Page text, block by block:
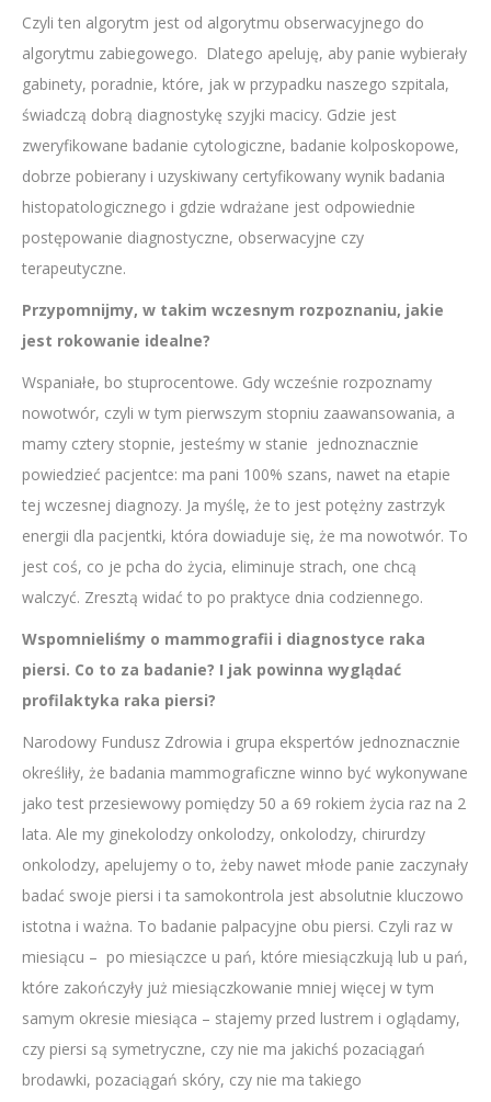
Czyli ten algorytm jest od algorytmu obserwacyjnego do
algorytmu zabiegowego. Dlatego apeluję, aby panie wybierały
gabinety, poradnie, które, jak w przypadku naszego szpitala,
świadczą dobrą diagnostykę szyjki macicy. Gdzie jest
zweryfikowane badanie cytologiczne, badanie kolposkopowe,
dobrze pobierany i uzyskiwany certyfikowany wynik badania
histopatologicznego i gdzie wdrażane jest odpowiednie
postępowanie diagnostyczne, obserwacyjne czy
terapeutyczne.
Przypomnijmy, w takim wczesnym rozpoznaniu, jakie
jest rokowanie idealne?
Wspaniałe, bo stuprocentowe. Gdy wcześnie rozpoznamy
nowotwór, czyli w tym pierwszym stopniu zaawansowania, a
mamy cztery stopnie, jesteśmy w stanie jednoznacznie
powiedzieć pacjentce: ma pani 100% szans, nawet na etapie
tej wczesnej diagnozy. Ja myślę, że to jest potężny zastrzyk
energii dla pacjentki, która dowiaduje się, że ma nowotwór. To
jest coś, co je pcha do życia, eliminuje strach, one chcą
walczyć. Zresztą widać to po praktyce dnia codziennego.
Wspomnieliśmy o mammografii i diagnostyce raka
piersi. Co to za badanie? I jak powinna wyglądać
profilaktyka raka piersi?
Narodowy Fundusz Zdrowia i grupa ekspertów jednoznacznie
określiły, że badania mammograficzne winno być wykonywane
jako test przesiewowy pomiędzy 50 a 69 rokiem życia raz na 2
lata. Ale my ginekolodzy onkolodzy, onkolodzy, chirurdzy
onkolodzy, apelujemy o to, żeby nawet młode panie zaczynały
badać swoje piersi i ta samokontrola jest absolutnie kluczowo
istotna i ważna. To badanie palpacyjne obu piersi. Czyli raz w
miesiącu – po miesiączce u pań, które miesiączkują lub u pań,
które zakończyły już miesiączkowanie mniej więcej w tym
samym okresie miesiąca – stajemy przed lustrem i oglądamy,
czy piersi są symetryczne, czy nie ma jakichś pozaciągań
brodawki, pozaciągań skóry, czy nie ma takiego